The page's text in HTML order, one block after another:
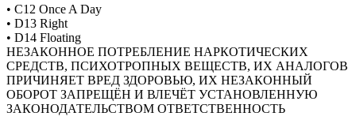
• C12 Once A Day
• D13 Right
• D14 Floating
НЕЗАКОННОЕ ПОТРЕБЛЕНИЕ НАРКОТИЧЕСКИХ
СРЕДСТВ, ПСИХОТРОПНЫХ ВЕЩЕСТВ, ИХ АНАЛОГОВ
ПРИЧИНЯЕТ ВРЕД ЗДОРОВЬЮ, ИХ НЕЗАКОННЫЙ
ОБОРОТ ЗАПРЕЩЁН И ВЛЕЧЁТ УСТАНОВЛЕННУЮ
ЗАКОНОДАТЕЛЬСТВОМ ОТВЕТСТВЕННОСТЬ